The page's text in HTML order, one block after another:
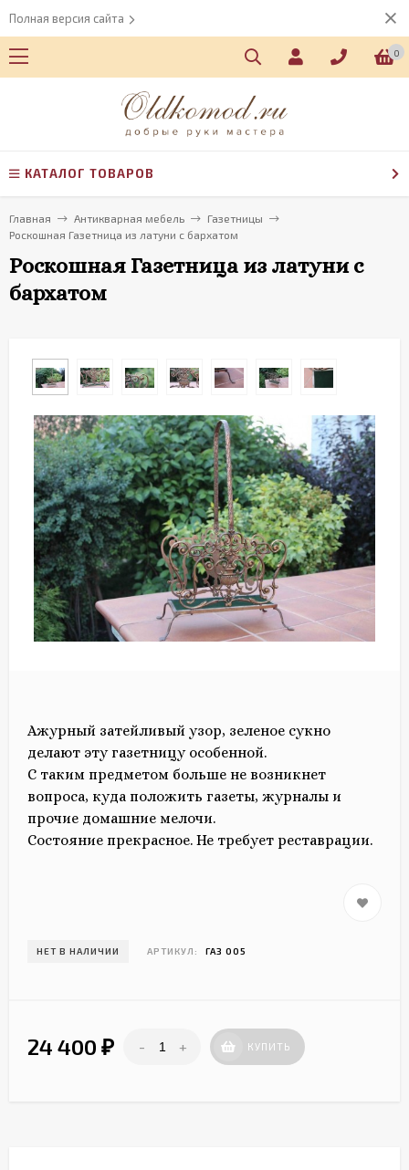
Полная версия сайта
0
КАТАЛОГ ТОВАРОВ
Главная Антикварная мебель
Газетницы
Роскошная Газетница из латуни с бархатом
Роскошная Газетница из латуни с
бархатом
Ажурный затейливый узор, зеленое сукно
делают эту газетницу особенной.
С таким предметом больше не возникнет
вопроса, куда положить газеты, журналы и
прочие домашние мелочи.
Состояние прекрасное. Не требует реставрации.
НЕТ В НАЛИЧИИ АРТИКУЛ: ГАЗ 005
24 400 ₽ - + КУПИТЬ